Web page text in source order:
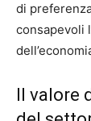
di
consapevoli
Il